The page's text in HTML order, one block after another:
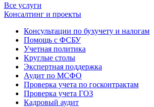
Все услуги
Консалтинг и проекты
Консультации по бухучету и налогам
Помощь с ФСБУ
Учетная политика
Круглые столы
Экспертная поддержка
Аудит по МСФО
Проверка учета по госконтрактам
Проверка учета ГОЗ
Кадровый аудит